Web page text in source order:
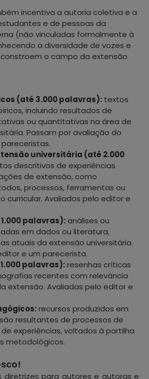
incentiva a autoria coletiva e a
e de pessoas da
(não vinculadas formalmente à
a diversidade de vozes e
o campo da extensão
(até 3.000 palavras): textos
incluindo resultados de
ou quantitativas na área de
Passam por avaliação do
universitária (até 2.000
descritivos de experiências
de extensão, como
processos, ferramentas ou
curricular. Avaliados pelo editor e
palavras): análises ou
em dados ou literatura,
atuais da extensão universitária.
e um parecerista.
palavras):resenhas críticas
recentes com relevância
extensão. Avaliadas pelo editor e
recursos produzidos em
resultantes de processos de
experiências, voltados à partilha
metodológicos.
diretrizes para autores e autoras e